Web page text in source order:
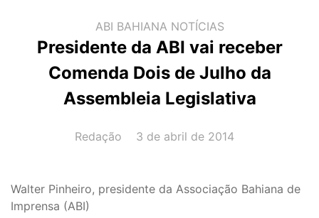
ABI BAHIANA NOTÍCIAS
Presidente da ABI vai receber
Comenda Dois de Julho da
Assembleia Legislativa
AUTOR(A):
Redação DATA:
3 de abril de 2014
Walter Pinheiro, presidente da Associação Bahiana de
Imprensa (ABI)